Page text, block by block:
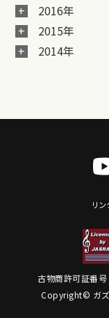
2016年
2015年
2014年
リン
古物商許可証番
Copyright© ガズ